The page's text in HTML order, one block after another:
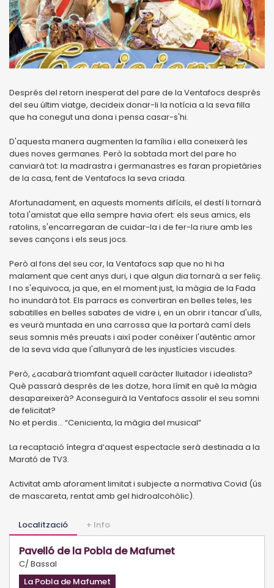
Després del retorn inesperat del pare de la Ventafocs després
del seu últim viatge, decideix donar-li la notícia a la seva filla
que ha conegut una dona i pensa casar-s'hi.
D'aquesta manera augmenten la família i ella coneixerà les
dues noves germanes. Però la sobtada mort del pare ho
canviarà tot: la madrastra i germanastres es faran propietàries
de la casa, fent de Ventafocs la seva criada.
Afortunadament, en aquests moments difícils, el destí li tornarà
tota l'amistat que ella sempre havia ofert: els seus amics, els
ratolins, s'encarregaran de cuidar-la i de fer-la riure amb les
seves cançons i els seus jocs.
Però al fons del seu cor, la Ventafocs sap que no hi ha
malament que cent anys duri, i que algun dia tornarà a ser feliç.
I no s'equivoca, ja que, en el moment just, la màgia de la Fada
ho inundarà tot. Els parracs es convertiran en belles teles, les
sabatilles en belles sabates de vidre i, en un obrir i tancar d'ulls,
es veurà muntada en una carrossa que la portarà camí dels
seus somnis més preuats i així poder conèixer l'autèntic amor
de la seva vida que l'allunyarà de les injustícies viscudes.
Però, ¿acabarà triomfant aquell caràcter lluitador i idealista?
Què passarà després de les dotze, hora límit en què la màgia
desapareixerà? Aconseguirà la Ventafocs assolir el seu somni
de felicitat?
No et perdis... “Cenicienta, la màgia del musical”
La recaptació íntegra d’aquest espectacle serà destinada a la
Marató de TV3.
Activitat amb aforament limitat i subjecte a normativa Covid (ús
de mascareta, rentat amb gel hidroalcohòlic).
Localització + Info
Pavelló de la Pobla de Mafumet
C/ Bassal
La Pobla de Mafumet